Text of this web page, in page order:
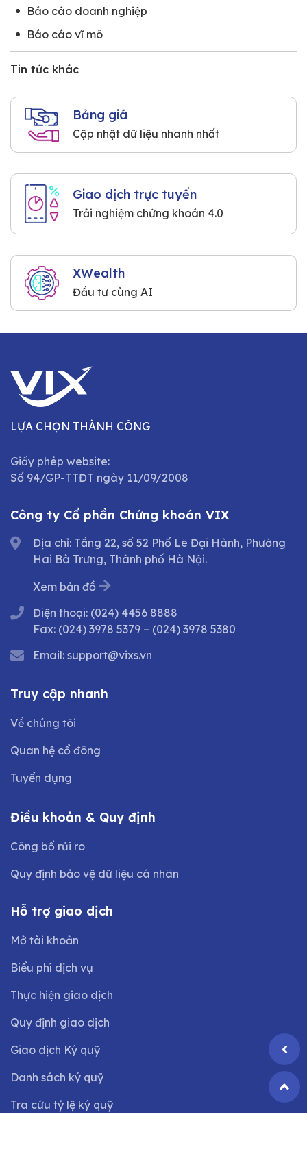
Báo cáo doanh nghiệp
Báo cáo vĩ mô
Tin tức khác
Bảng giá
Cập nhật dữ liệu nhanh nhất
Giao dịch trực tuyến
Trải nghiệm chứng khoán 4.0
XWealth
Đầu tư cùng AI
LỰA CHỌN THÀNH CÔNG
Giấy phép website:
Số 94/GP-TTĐT ngày 11/09/2008
Công ty Cổ phần Chứng khoán VIX
Địa chỉ: Tầng 22, số 52 Phố Lê Đại Hành, Phường
Hai Bà Trưng, Thành phố Hà Nội.
Xem bản đồ
Điện thoại: (024) 4456 8888
Fax: (024) 3978 5379 – (024) 3978 5380
Email: support@vixs.vn
Truy cập nhanh
Về chúng tôi
Quan hệ cổ đông
Tuyển dụng
Điều khoản & Quy định
Công bố rủi ro
Quy định bảo vệ dữ liệu cá nhân
Hỗ trợ giao dịch
Mở tài khoản
Biểu phí dịch vụ
Thực hiện giao dịch
Quy định giao dịch
Giao dịch Ký quỹ
Danh sách ký quỹ
Tra cứu tỷ lệ ký quỹ